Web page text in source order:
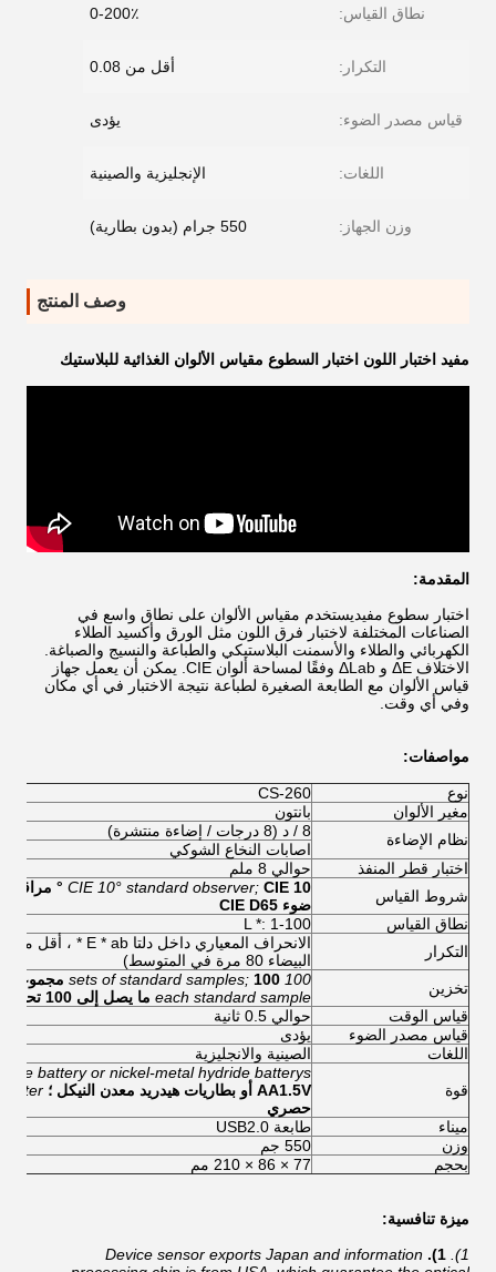
نطاق القياس: 0-200٪
التكرار: أقل من 0.08
قياس مصدر الضوء: يؤدى
اللغات: الإنجليزية والصينية
وزن الجهاز: 550 جرام (بدون بطارية)
وصف المنتج
مفيد اختبار اللون اختبار السطوع مقياس الألوان الغذائية للبلاستيك
المقدمة:
اختبار سطوع مفيديستخدم مقياس الألوان على نطاق واسع في
الصناعات المختلفة لاختبار فرق اللون مثل الورق وأكسيد الطلاء
الكهربائي والطلاء والأسمنت البلاستيكي والطباعة والنسيج والصباغة.
الاختلاف ΔE و ΔLab وفقًا لمساحة ألوان CIE. يمكن أن يعمل جهاز
قياس الألوان مع الطابعة الصغيرة لطباعة نتيجة الاختبار في أي مكان
وفي أي وقت.
مواصفات:
نوع
CS-260
مغير الألوان
بانتون
نظام الإضاءة
8 / د (8 درجات / إضاءة منتشرة)
اصابات النخاع الشوكي
اختبار قطر المنفذ
حوالي 8 ملم
شروط القياس
CIE 10° standard observer; CIE 10 ° مراقب قياسي.
ضوء CIE D65
نطاق القياس
L *: 1-100
التكرار
البيضاء 80 مرة في المتوسط)
تخزين
100 sets of standard samples; 100 مجموعة من العينات القياسية ؛
each standard sample ما يصل إلى 100 تحت كل عينة قياسية
قياس الوقت
حوالي 0.5 ثانية
قياس مصدر الضوء
يؤدى
اللغات
الصينية والانجليزية
قوة
battery or nickel-metal hydride batterys;
AA1.5V أو بطاريات هيدريد معدن النيكل ؛
حصري
ميناء
طابعة USB2.0
وزن
550 جم
بحجم
77 × 86 × 210 مم
ميزة تنافسية:
1).
1).
Device sensor exports Japan and information